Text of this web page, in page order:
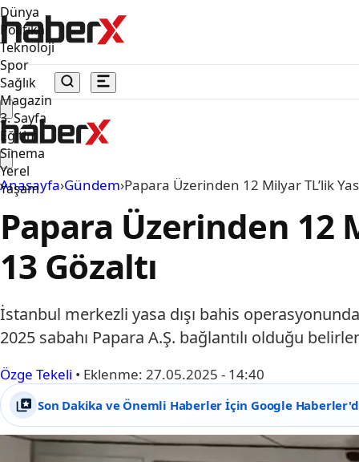
Dünya
Politika
Teknoloji
Spor
Sağlık
Magazin
3. Sayfa
Eğitim
Sinema
Yerel
Yaşam
Anasayfa›Gündem›Papara Üzerinden 12 Milyar TL’lik
Papara Üzerinden 12
13 Gözaltı
İstanbul merkezli yasa dışı bahis
2025 sabahı Papara A.Ş. bağlantılı olduğu
Özge Tekeli • Eklenme: 27.05.2025 - 14:40
Son Dakika ve Önemli Haberler İçin Google